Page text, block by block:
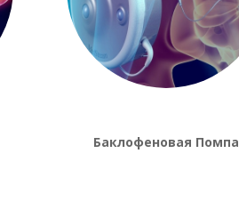
Баклофеновая Помпа